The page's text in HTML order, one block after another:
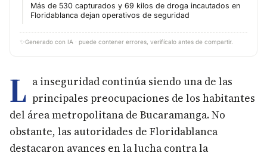
Más de 530 capturados y 69 kilos de droga incautados en
Floridablanca dejan operativos de seguridad
✨ Generado con IA · puede contener errores, verifícalo antes de compartir.
L a inseguridad continúa siendo una de las
principales preocupaciones de los habitantes
del área metropolitana de Bucaramanga. No
obstante, las autoridades de Floridablanca
destacaron avances en la lucha contra la